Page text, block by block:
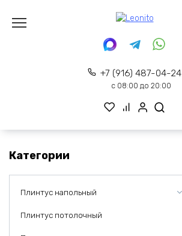
содержанию
+7 (916) 487-04-24
с 08:00 до 20:00
Категории
Плинтус напольный
Плинтус потолочный